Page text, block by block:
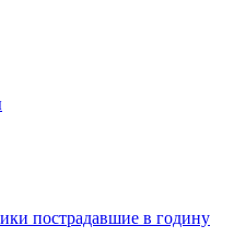
пострадавшие в годину